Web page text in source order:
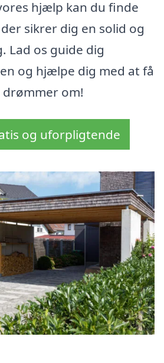
hjælp kan du finde
sikrer dig en solid og
Lad os guide dig
og hjælpe dig med at få
om!
og uforpligtende